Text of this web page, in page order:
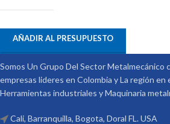
AÑADIR AL PRESUPUESTO
Somos Un Grupo Del Sector Metalmecánico
empresas lideres en Colombia y La región en
Herramientas industriales y Maquinaria
Cali, Barranquilla, Bogota, Doral FL. USA